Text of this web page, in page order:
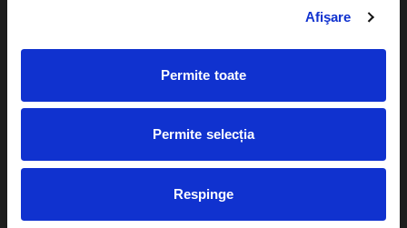
Afişare
Permite toate
Permite selecția
Respinge
Cum comand bilete?
eBilet printat acasa
Livrare prin curier
Cultura